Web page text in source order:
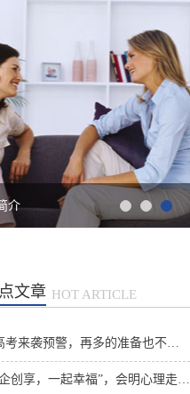
介
文章 HOT ARTICLE
中高考来袭预警，再多的准备也不嫌多，这一份考生福利等你来拿
“益企创享，一起幸福”，会明心理走进社区公益，与居民一起让社区更美好
首席咨询师
擅长：儿童青少年、亲子沟
通与亲职教育、恋爱婚姻与
亲密关系
在线预约 >>
孙月芬首席咨询师
擅长:全面，婚恋、情绪、
躯体化、亲子、个人等
张洪首席咨询师
症、婚恋情感、个人成长等
在线预约>>